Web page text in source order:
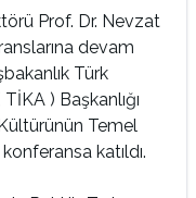
Prof. Dr. Nevzat
devam
Türk
) Başkanlığı
Temel
katıldı.